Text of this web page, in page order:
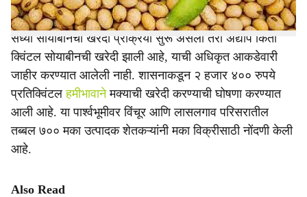
सध्या सोयाबीनची खरेदी प्रक्रिया सुरू असली तरी अद्याप किती
क्विंटल सोयाबीनची खरेदी झाली आहे, याची अधिकृत आकडेवारी
जाहीर करण्यात आलेली नाही. शासनाकडून २ हजार ४०० रुपये
प्रतिक्विंटलहमीभावानेमक्याची खरेदी करण्याची घोषणा करण्यात
आली आहे. या पार्श्वभूमीवर विंचूर आणि लासलगाव परिसरातील
तब्बल ७०० मका उत्पादक शेतकऱ्यांनी मका विक्रीसाठी नोंदणी केली
आहे.
Also Read